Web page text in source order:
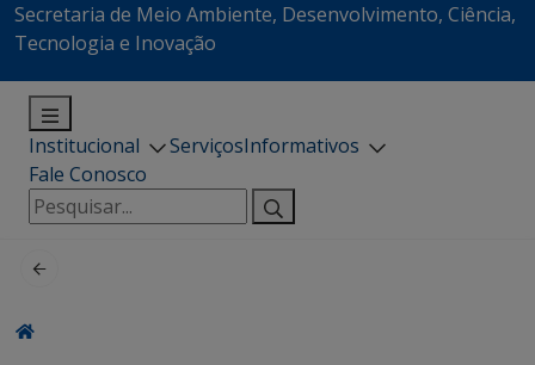
Secretaria de Meio Ambiente, Desenvolvimento, Ciência,
Tecnologia e Inovação
Institucional ServiçosInformativos
Fale Conosco
Pesquisar
por: